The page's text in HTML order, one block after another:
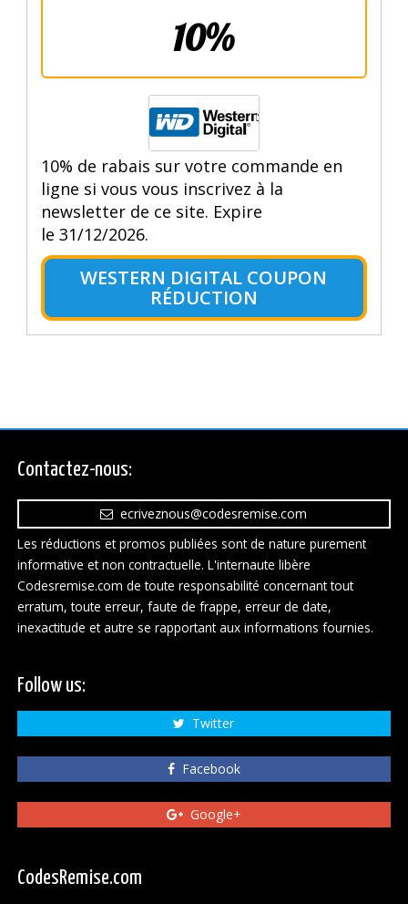
10%
10% de rabais sur votre commande en
ligne si vous vous inscrivez à la
newsletter de ce site. Expire
le 31/12/2026.
WESTERN DIGITAL COUPON
RÉDUCTION
Contactez-nous:
ecriveznous@codesremise.com
Les réductions et promos publiées sont de nature purement
informative et non contractuelle. L'internaute libère
Codesremise.com de toute responsabilité concernant tout
erratum, toute erreur, faute de frappe, erreur de date,
inexactitude et autre se rapportant aux informations fournies.
Follow us:
Twitter
Facebook
Google+
CodesRemise.com